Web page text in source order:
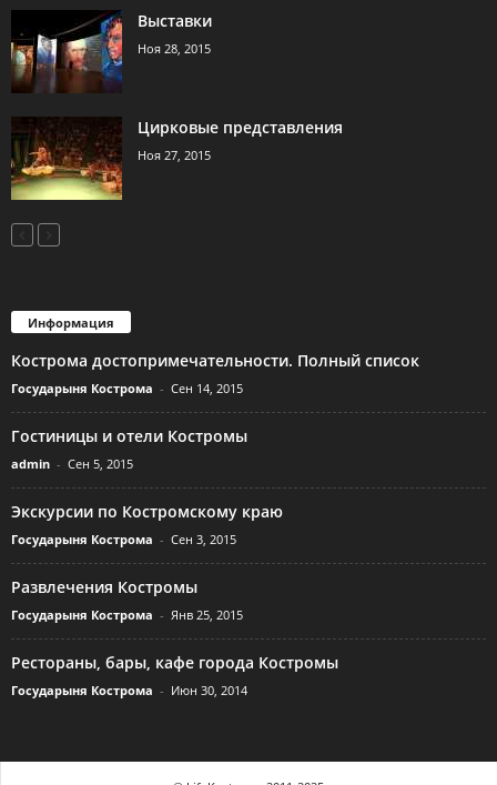
Выставки
Ноя 28, 2015
Цирковые представления
Ноя 27, 2015
Информация
Кострома достопримечательности. Полный список
Государыня Кострома - Сен 14, 2015
Гостиницы и отели Костромы
admin - Сен 5, 2015
Экскурсии по Костромскому краю
Государыня Кострома - Сен 3, 2015
Развлечения Костромы
Государыня Кострома - Янв 25, 2015
Рестораны, бары, кафе города Костромы
Государыня Кострома - Июн 30, 2014